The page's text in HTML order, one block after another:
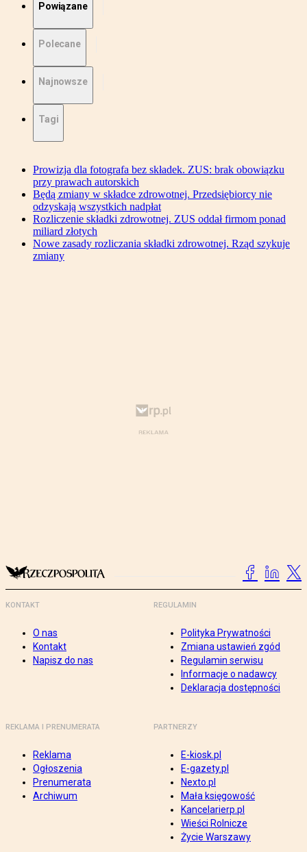
Powiązane
Polecane
Najnowsze
Tagi
Prowizja dla fotografa bez składek. ZUS: brak obowiązku
przy prawach autorskich
Będą zmiany w składce zdrowotnej. Przedsiębiorcy nie
odzyskają wszystkich nadpłat
Rozliczenie składki zdrowotnej. ZUS oddał firmom ponad
miliard złotych
Nowe zasady rozliczania składki zdrowotnej. Rząd szykuje
zmiany
KONTAKT
O nas
Kontakt
Napisz do nas
REGULAMIN
Polityka Prywatności
Zmiana ustawień zgód
Regulamin serwisu
Informacje o nadawcy
Deklaracja dostępności
REKLAMA I PRENUMERATA
Reklama
Ogłoszenia
Prenumerata
Archiwum
PARTNERZY
E-kiosk.pl
E-gazety.pl
Nexto.pl
Mała księgowość
Kancelarierp.pl
Wieści Rolnicze
Życie Warszawy